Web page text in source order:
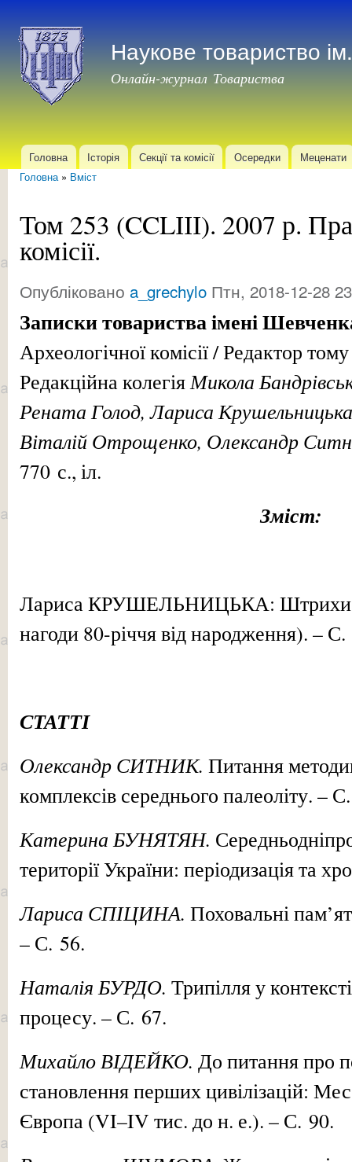
Наукове товариство
Онлайн-журнал Товариства
Головне меню
Головна Історія Секції та комісії Осередки Меценати
Головна» Вміст
Том 253 (CCLІІІ). 2007 р.
комісії.
Опубліковано a_grechylo Птн, 2018-12-28
Записки товариства імені
Археологічної комісії / Редактор
Редакційна колегія Микола
Рената Голод, Лариса
Віталій Отрощенко, Олександр
770 с., іл.
Зміст:
Лариса КРУШЕЛЬНИЦЬКА: Штрихи до
нагоди 80-річчя від народження). –
СТАТТІ
Олександр СИТНИК. Питання
комплексів середнього палеоліту. –
Катерина БУНЯТЯН.
території України: періодизація та
Лариса СПІЦИНА. Поховальні
– С. 56.
Наталія БУРДО. Трипілля у
процесу. – С. 67.
Михайло ВІДЕЙКО. До питання про
становлення перших цивілізацій:
Європа (VI–IV тис. до н. е.). – С. 90.